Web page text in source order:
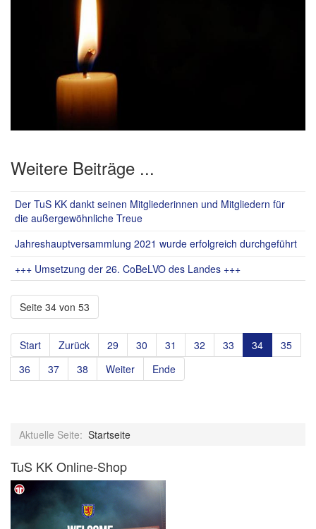
Weitere Beiträge ...
Der TuS KK dankt seinen Mitgliederinnen und Mitgliedern für
die außergewöhnliche Treue
Jahreshauptversammlung 2021 wurde erfolgreich durchgeführt
+++ Umsetzung der 26. CoBeLVO des Landes +++
Seite 34 von 53
Start Zurück 29 30 31 32 33 34
35
36
37 38 Weiter Ende
Aktuelle Seite: Startseite
TuS KK Online-Shop